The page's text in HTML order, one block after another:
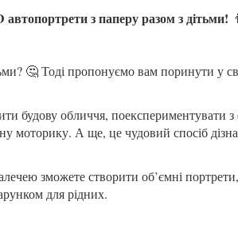
з паперу разом з дітьми!
🤔 Тоді пропонуємо вам поринути у
будову обличчя, поекспериментувати
моторику. А ще, це чудовий спосіб
зможете створити об’ємні портрети,
для рідних.